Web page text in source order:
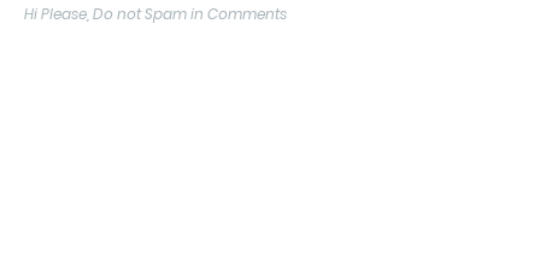
Hi Please, Do not Spam in Comments